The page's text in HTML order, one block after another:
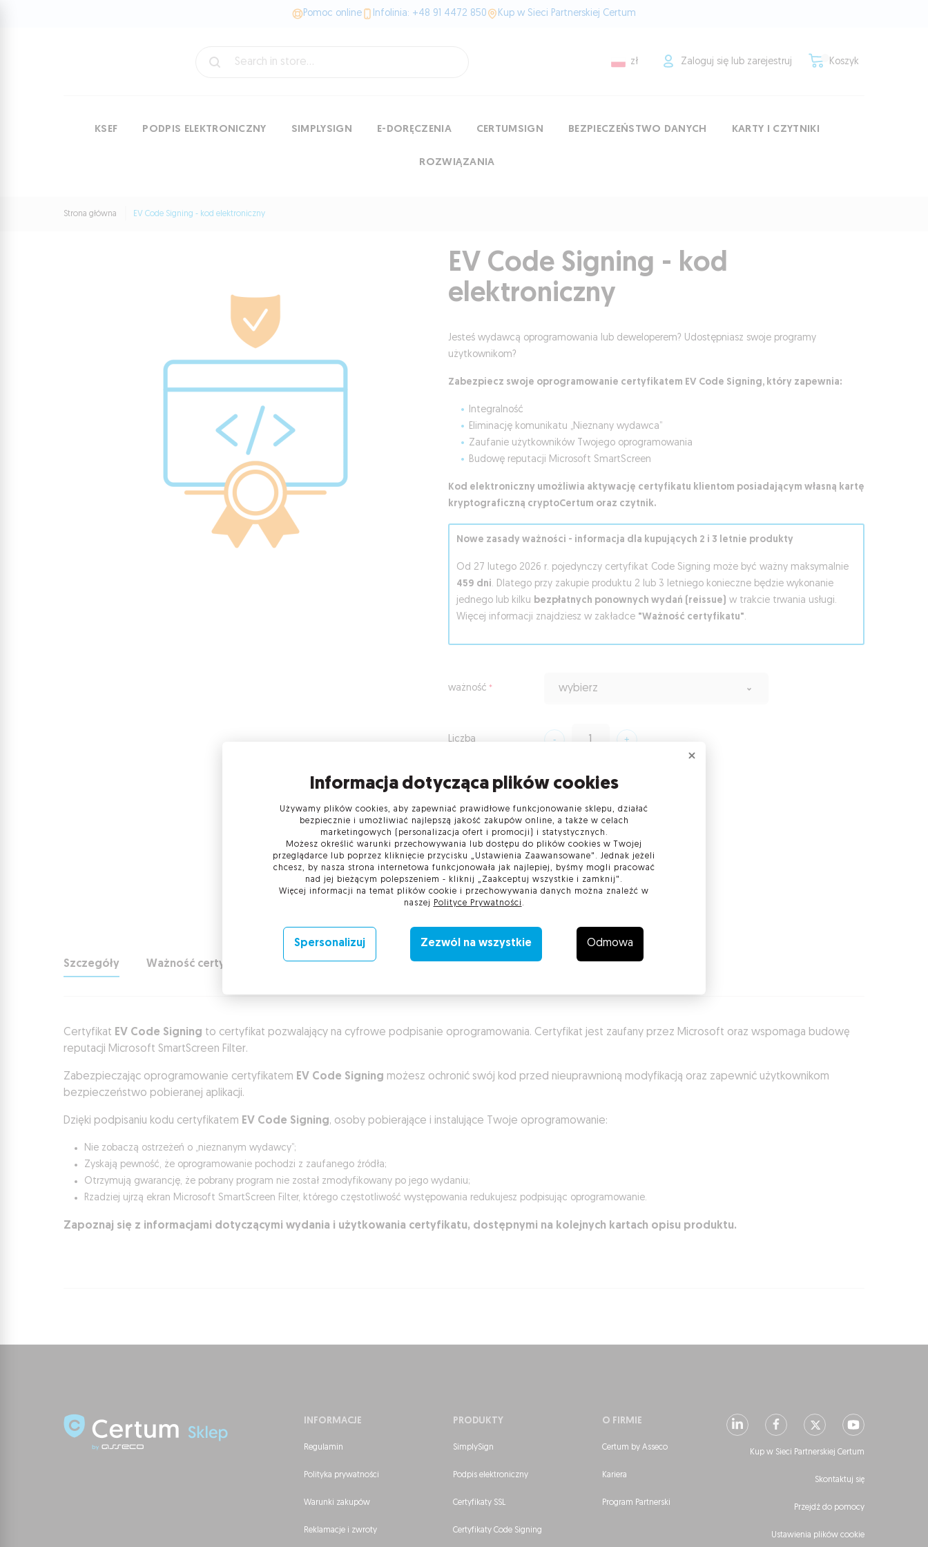
Pomoc online Infolinia: +48 91 4472 850 Kup w Sieci Partnerskiej Certum
zł Koszyk
Zaloguj się lub zarejestruj
KSEF PODPIS ELEKTRONICZNY SIMPLYSIGN E-DORĘCZENIA CERTUMSIGN BEZPIECZEŃSTWO DANYCH KARTY I CZYTNIKI
ROZWIĄZANIA
Strona główna EV Code Signing - kod elektroniczny
EV Code Signing - kod
elektroniczny
Jesteś wydawcą oprogramowania lub deweloperem? Udostępniasz swoje programy
użytkownikom?
Zabezpiecz swoje oprogramowanie certyfikatem EV Code Signing, który zapewnia:
Integralność
Eliminację komunikatu „Nieznany wydawca”
Zaufanie użytkowników Twojego oprogramowania
Budowę reputacji Microsoft SmartScreen
Kod elektroniczny umożliwia aktywację certyfikatu klientom posiadającym własną kartę
kryptograficzną cryptoCertum oraz czytnik.
Nowe zasady ważności - informacja dla kupujących 2 i 3 letnie produkty
Od 27 lutego 2026 r. pojedynczy certyfikat Code Signing może być ważny maksymalnie
459 dni. Dlatego przy zakupie produktu 2 lub 3 letniego konieczne będzie wykonanie
jednego lub kilku bezpłatnych ponownych wydań (reissue)
w trakcie trwania usługi.
Więcej informacji znajdziesz w zakładce "Ważność certyfikatu".
od1720,77 złbrutto
Dodaj do koszyka
Liczba
ważność wybierz
Kod elektroniczny dostawa on-line
Szczegóły
Certyfikat EV Code Signing to certyfikat pozwalający na cyfrowe podpisanie oprogramowania. Certyfikat jest zaufany przez Microsoft oraz wspomaga budowę
reputacji Microsoft SmartScreen Filter.
Zabezpieczając oprogramowanie certyfikatem EV Code Signing możesz ochronić swój kod przed nieuprawnioną modyfikacją oraz zapewnić użytkownikom
bezpieczeństwo pobieranej aplikacji.
Dzięki podpisaniu kodu certyfikatem EV Code Signing, osoby pobierające i instalujące Twoje oprogramowanie:
Nie zobaczą ostrzeżeń o „nieznanym wydawcy”;
Zyskają pewność, że oprogramowanie pochodzi z zaufanego źródła;
Otrzymują gwarancję, że pobrany program nie został zmodyfikowany po jego wydaniu;
Rzadziej ujrzą ekran Microsoft SmartScreen Filter, którego częstotliwość występowania redukujesz podpisując oprogramowanie.
Zapoznaj się z informacjami dotyczącymi wydania i użytkowania certyfikatu, dostępnymi na kolejnych kartach opisu produktu.
Ważność certyfikatu Zastosowanie i korzyści Parametry techniczne Weryfikacja
INFORMACJE
Regulamin
Polityka prywatności
Warunki zakupów
Reklamacje i zwroty
PRODUKTY
SimplySign
Podpis elektroniczny
Certyfikaty SSL
Certyfikaty Code Signing
O FIRMIE
Certum by Asseco
Kariera
Program Partnerski
Kup w Sieci Partnerskiej Certum
Skontaktuj się
Przejdź do pomocy
Ustawienia plików cookie
Informacja dotycząca plików cookies
Używamy plików cookies, aby zapewniać prawidłowe funkcjonowanie sklepu, działać
bezpiecznie i umożliwiać najlepszą jakość zakupów online, a także w celach
marketingowych (personalizacja ofert i promocji) i statystycznych.
Możesz określić warunki przechowywania lub dostępu do plików cookies w Twojej
przeglądarce lub poprzez kliknięcie przycisku „Ustawienia Zaawansowane". Jednak jeżeli
chcesz, by nasza strona internetowa funkcjonowała jak najlepiej, byśmy mogli pracować
nad jej bieżącym polepszeniem - kliknij „Zaakceptuj wszystkie i zamknij".
Więcej informacji na temat plików cookie i przechowywania danych można znaleźć w
naszej
Polityce Prywatności .
Spersonalizuj Zezwól na wszystkie Odmowa